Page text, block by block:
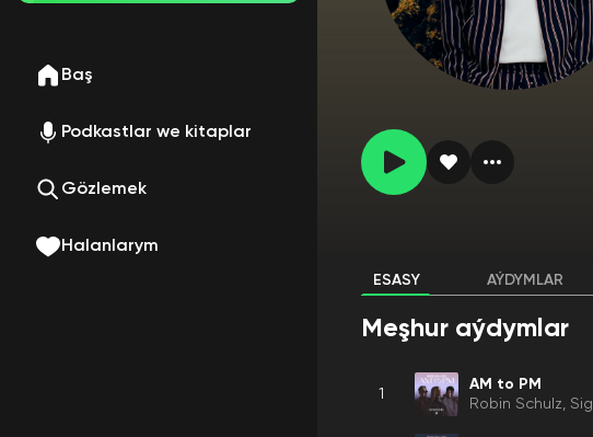
Baş
Podkastlar we kitaplar
Gözlemek
Halanlarym
ESASY AÝDYMLAR
Meşhur aýdymlar
1
AM to PM
Robin Schulz